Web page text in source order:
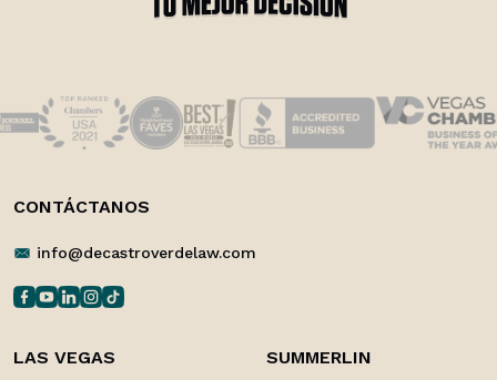
CONTÁCTANOS
info@decastroverdelaw.com
LAS VEGAS SUMMERLIN